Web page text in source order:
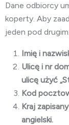
Dane odbiorcy
koperty. Aby
jeden pod drugim:
Imię i
Ulicę i nr
ulicę użyć
Kod
Kraj
angielski.